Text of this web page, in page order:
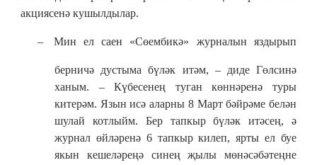
акциясенә кушылдылар.
–​ Мин ел саен «Сөембикә» журналын яздырып
берничә дустыма бүләк итәм, – диде Гөлсинә
ханым. – Күбесенең туган көннәренә туры
китерәм. Язын исә аларны 8 Март бәйрәме белән
шулай котлыйм. Бер тапкыр бүләк итәсең, ә
журнал өйләренә 6 тапкыр килеп, ярты ел буе
якын кешеләреңә синең җылы мөнәсәбәтеңне